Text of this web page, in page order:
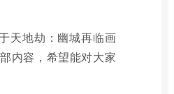
天地劫：幽城再临画
内容，希望能对大家